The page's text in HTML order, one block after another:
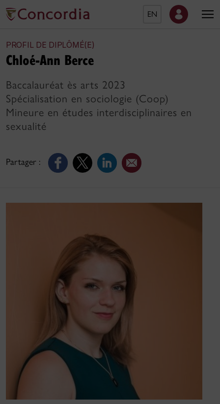
EN
PROFIL DE DIPLÔMÉ(E)
Partager :
Chloé-Ann Berce
Baccalauréat ès arts 2023
Spécialisation en sociologie (Coop)
Mineure en études interdisciplinaires en
sexualité